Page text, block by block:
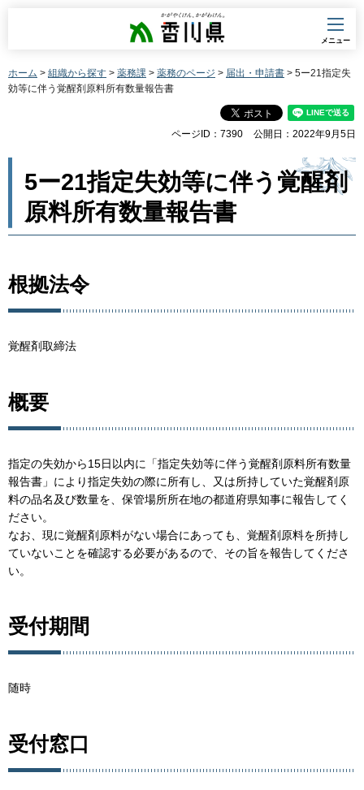
香川県
メニュー
ホーム > 組織から探す > 薬務課 > 薬務のページ > 届出・申請書 > 5ー21指定失
効等に伴う覚醒剤原料所有数量報告書
ページID：7390 公開日：2022年9月5日
5ー21指定失効等に伴う覚醒剤
原料所有数量報告書
根拠法令
覚醒剤取締法
概要
指定の失効から15日以内に「指定失効等に伴う覚醒剤原料所有数量
報告書」により指定失効の際に所有し、又は所持していた覚醒剤原
料の品名及び数量を、保管場所所在地の都道府県知事に報告してく
ださい。
なお、現に覚醒剤原料がない場合にあっても、覚醒剤原料を所持し
ていないことを確認する必要があるので、その旨を報告してくださ
い。
受付期間
随時
受付窓口